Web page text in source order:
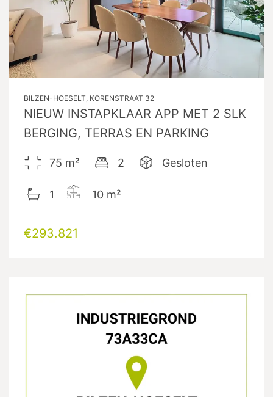
BILZEN-HOESELT, KORENSTRAAT 32
NIEUW INSTAPKLAAR APP MET 2 SLK
BERGING, TERRAS EN PARKING
75 m² 2 Gesloten
1 10 m²
€293.821